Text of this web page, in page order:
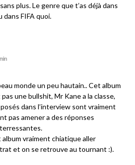
plus. Le genre que t’as déjà dans
dans FIFA quoi.
monde un peu hautain.. Cet album
une bullshit, Mr Kane a la classe,
dans l’interview sont vraiment
pas amener a des réponses
vraiment chiatique aller
et on se retrouve au tournant :).